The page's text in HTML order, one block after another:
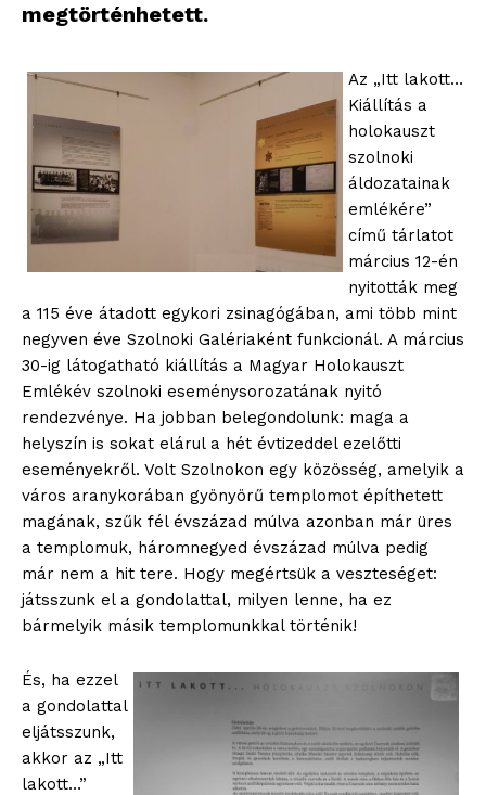
megtörténhetett.
Az „Itt lakott…
Kiállítás a
holokauszt
szolnoki
áldozatainak
emlékére”
című tárlatot
március 12-én
nyitották meg
a 115 éve átadott egykori zsinagógában, ami több mint
negyven éve Szolnoki Galériaként funkcionál. A március
30-ig látogatható kiállítás a Magyar Holokauszt
Emlékév szolnoki eseménysorozatának nyitó
rendezvénye. Ha jobban belegondolunk: maga a
helyszín is sokat elárul a hét évtizeddel ezelőtti
eseményekről. Volt Szolnokon egy közösség, amelyik a
város aranykorában gyönyörű templomot építhetett
magának, szűk fél évszázad múlva azonban már üres
a templomuk, háromnegyed évszázad múlva pedig
már nem a hit tere. Hogy megértsük a veszteséget:
játsszunk el a gondolattal, milyen lenne, ha ez
bármelyik másik templomunkkal történik!
És, ha ezzel
a gondolattal
eljátsszunk,
akkor az „Itt
lakott…”